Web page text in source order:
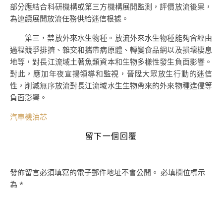
部分應結合科研機構或第三方機構展開監測，評價放流後果，
為連續展開放流任務供給迷信根據。
第三，禁放外來水生物種。放流外來水生物種能夠會經由
過程競爭排擠、雜交和攜帶病原體、轉變食品網以及損壞棲息
地等，對長江流域土著魚類資本和生物多樣性發生負面影響。
對此，應加年夜宣揚領導和監視，晉陞大眾放生行動的迷信
性，削減無序放流對長江流域水生生物帶來的外來物種進侵等
負面影響。
汽車機油芯
留下一個回覆
發佈留言必須填寫的電子郵件地址不會公開。 必填欄位標示
為 *